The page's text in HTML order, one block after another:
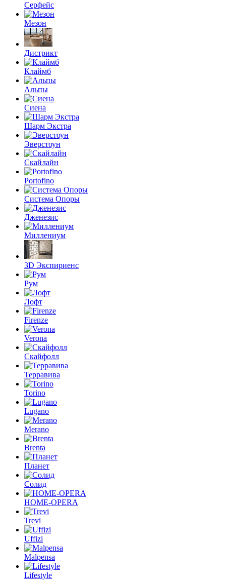
Серфейс
Мезон
Дистрикт
Клаймб
Альпы
Сиена
Шарм Экстра
Эверстоун
Скайлайн
Portofino
Система Опоры
Дженезис
Миллениум
3D Экспириенс
Рум
Лофт
Firenze
Verona
Скайфолл
Терравива
Torino
Lugano
Merano
Brenta
Планет
Солид
HOME-OPERA
Trevi
Uffizi
Malpensa
Lifestyle